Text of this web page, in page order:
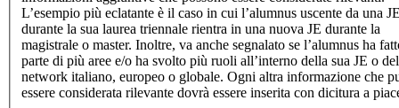
L’esempio più eclatante è il caso in cui l’alumnus uscente da una
durante la sua laurea triennale rientra in una nuova JE durante la
magistrale o master. Inoltre, va anche segnalato se l’alumnus ha
parte di più aree e/o ha svolto più ruoli all’interno della sua JE o del
network italiano, europeo o globale. Ogni altra informazione che
essere considerata rilevante dovrà essere inserita con dicitura a